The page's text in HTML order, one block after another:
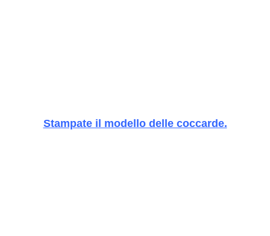
Stampate il modello delle coccarde.